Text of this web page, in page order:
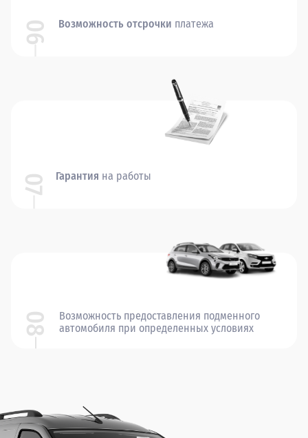
06 Возможность отсрочки платежа
07 Гарантия на работы
08
Возможность предоставления подменного
автомобиля при определенных условиях